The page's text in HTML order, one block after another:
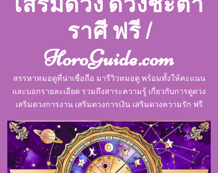
ราศี ฟรี |
HoroGuide.com
สรรหาหมอดูที่น่าเชื่อถือ มารีวิวหมอดู พร้อมทั้งให้คะแนน
และบอกรายละเอียด รวมถึงสาระความรู้ เกี่ยวกับการดูดวง
เสริมดวงการงาน เสริมดวงการเงิน เสริมดวงความรัก ฟรี